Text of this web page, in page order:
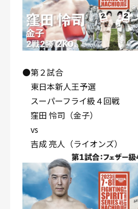
●第２試合
東日本新人王予選
スーパーフライ級４回戦
窪田 怜司（金子）
vs
吉成 亮人（ライオンズ）